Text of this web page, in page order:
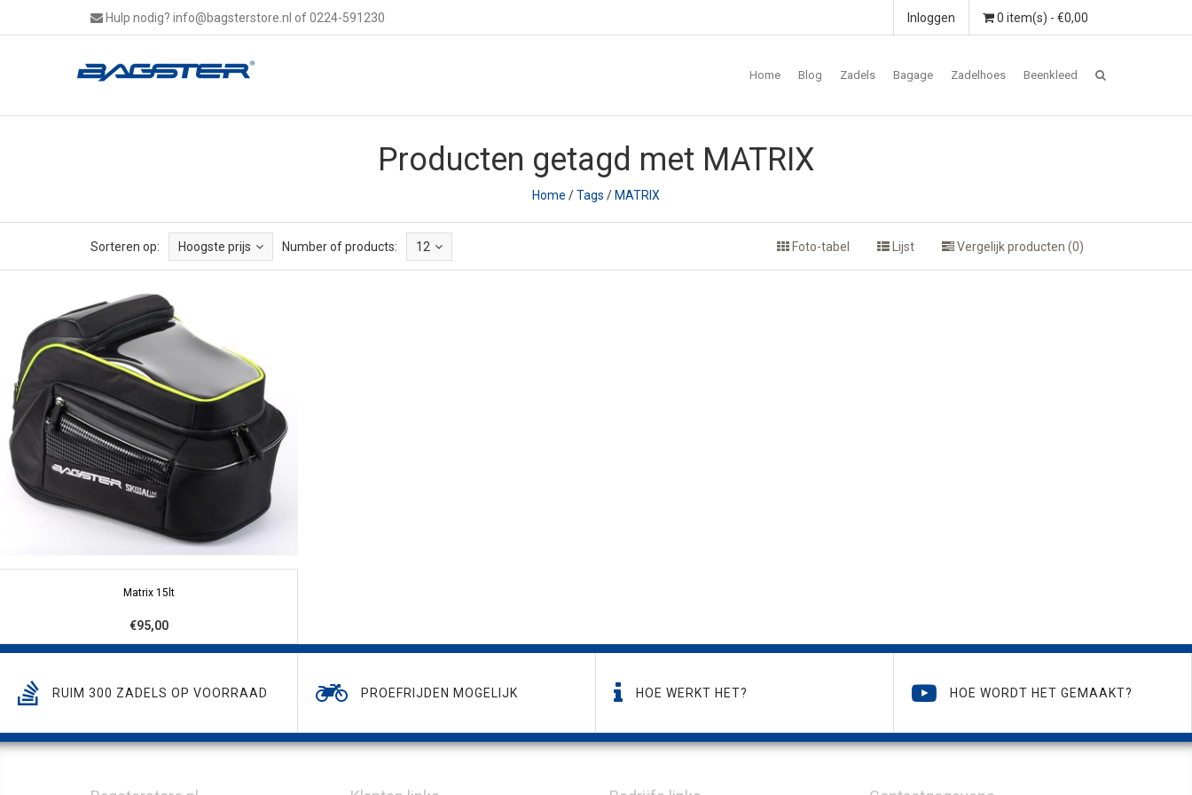
Hulp nodig? info@bagsterstore.nl of 0224-591230 0 item(s) - €0,00
Inloggen
Home Blog Zadels Bagage Zadelhoes Beenkleed
Producten getagd met MATRIX
Home /Tags /MATRIX
Sorteren op: Hoogste prijs Number of products: 12 Foto-tabel Lijst Vergelijk producten (0)
Matrix 15lt
€95,00
RUIM 300 ZADELS OP VOORRAAD PROEFRIJDEN MOGELIJK HOE WERKT HET? HOE WORDT HET GEMAAKT?